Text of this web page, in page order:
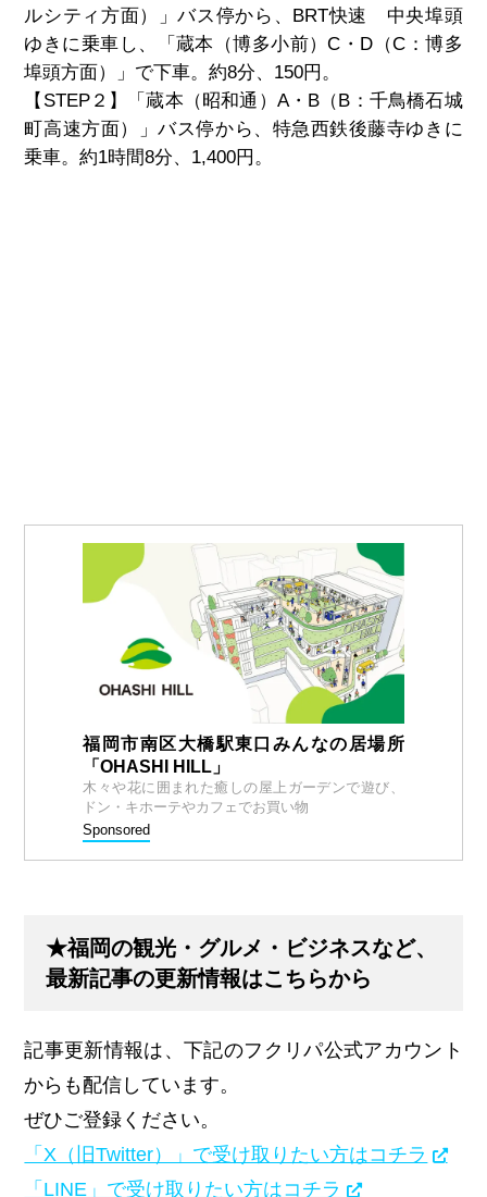
ルシティ方面）」バス停から、BRT快速 中央埠頭
ゆきに乗車し、「蔵本（博多小前）C・D（C：博多
埠頭方面）」で下車。約8分、150円。
【STEP２】
「蔵本（昭和通）A・B（B：千鳥橋石城
町高速方面）」バス停から、特急西鉄後藤寺ゆきに
乗車。約1時間8分、1,400円。
福岡市南区大橋駅東口みんなの居場所
「OHASHI HILL」
木々や花に囲まれた癒しの屋上ガーデンで遊び、
ドン・キホーテやカフェでお買い物
Sponsored
★福岡の観光・グルメ・ビジネスなど、
最新記事の更新情報はこちらから
記事更新情報は、下記のフクリパ公式アカウント
からも配信しています。
ぜひご登録ください。
「X（旧Twitter）」で受け取りたい方はコチラ
「LINE」で受け取りたい方はコチラ